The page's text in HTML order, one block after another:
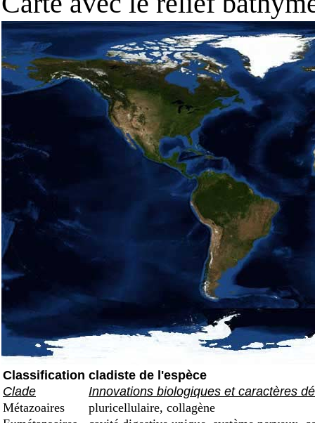
Classification cladiste de l'espèce
Clade
Innovations biologiques et caractères
Métazoaires
pluricellulaire, collagène